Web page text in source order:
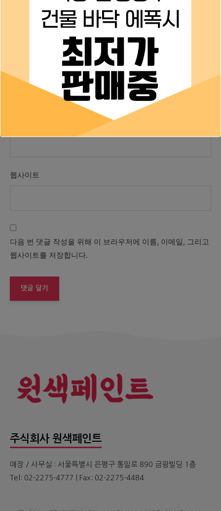
웹사이트
다음 번 댓글 작성을 위해 이 브라우저에 이름, 이메일, 그리고
웹사이트를 저장합니다.
주식회사 원색페인트
매장 / 사무실 : 서울특별시 은평구 통일로 890 금왕빌딩 1층
Tel: 02-2275-4777 | Fax: 02-2275-4484